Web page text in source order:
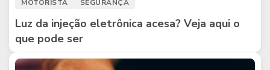
MOTORISTA SEGURANÇA
Luz da injeção eletrônica acesa? Veja aqui o
que pode ser